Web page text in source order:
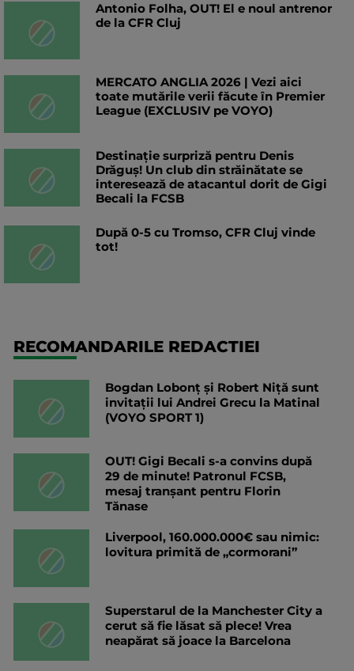
Antonio Folha, OUT! El e noul antrenor
de la CFR Cluj
MERCATO ANGLIA 2026 | Vezi aici
toate mutările verii făcute în Premier
League (EXCLUSIV pe VOYO)
Destinație surpriză pentru Denis
Drăguș! Un club din străinătate se
interesează de atacantul dorit de Gigi
Becali la FCSB
După 0-5 cu Tromso, CFR Cluj vinde
tot!
RECOMANDARILE REDACTIEI
Bogdan Lobonț și Robert Niță sunt
invitații lui Andrei Grecu la Matinal
(VOYO SPORT 1)
OUT! Gigi Becali s-a convins după
29 de minute! Patronul FCSB,
mesaj tranșant pentru Florin
Tănase
Liverpool, 160.000.000€ sau nimic:
lovitura primită de „cormorani”
Superstarul de la Manchester City a
cerut să fie lăsat să plece! Vrea
neapărat să joace la Barcelona